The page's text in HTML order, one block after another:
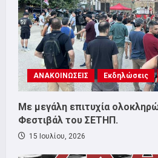
ΑΝΑΚΟΙΝΩΣΕΙΣ Εκδηλώσεις
Με μεγάλη επιτυχία
Φεστιβάλ του ΣΕΤΗΠ.
15 Ιουλίου, 2026